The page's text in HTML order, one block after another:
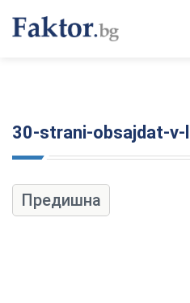
30-strani-obsajdat-
Предишна